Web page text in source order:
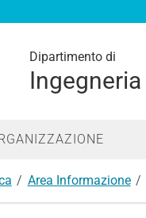
Dipartimento di
Ingegneria
Area Informazione